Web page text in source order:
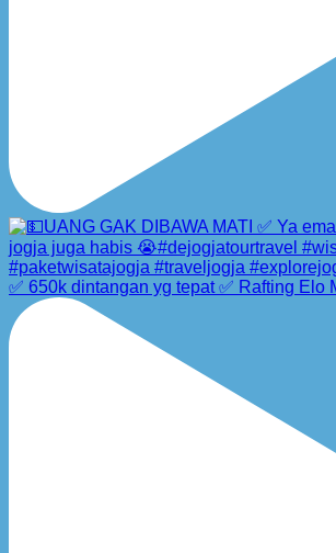
✅ 650k dintangan yg tepat ✅ Rafting Elo